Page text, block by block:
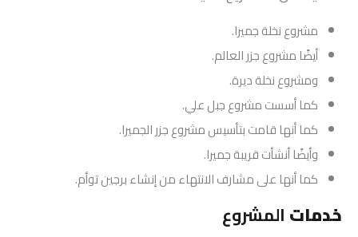
مشروع نخلة جميرا.
أيضًا مشروع جزر العالم.
ومشروع نخلة ديرة.
كما أسست مشروع جبل علي.
كما أنها قامت بتأسيس مشروع جزر الجميرا.
وأيضًا أنشأت قريبة جميرا.
كما أنها على مشارف الانتهاء من إنشاء برجين توأم.
خدمات المشروع